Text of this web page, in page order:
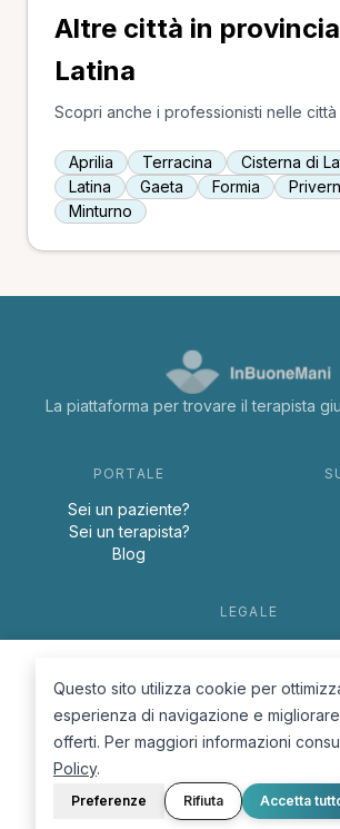
Altre città in
Latina
Scopri anche i professionisti nelle città
Aprilia Terracina
Cisterna di
Latina
Gaeta Formia
Minturno
La piattaforma per trovare il terapista
PORTALE
Sei un paziente?
Sei un terapista?
Blog
LEGALE
Cookie Policy
Questo sito utilizza cookie per
esperienza di navigazione e
offerti. Per maggiori informazioni
Policy.
Preferenze Rifiuta Accetta